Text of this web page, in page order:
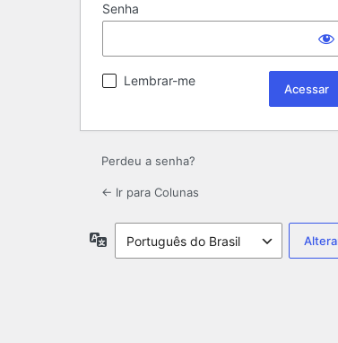
Senha
Lembrar-me
Perdeu a senha?
← Ir para Colunas
Idioma